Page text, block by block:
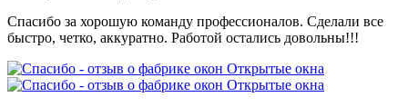
Спасибо за хорошую команду профессионалов. Сделали все
быстро, четко, аккуратно. Работой остались довольны!!!